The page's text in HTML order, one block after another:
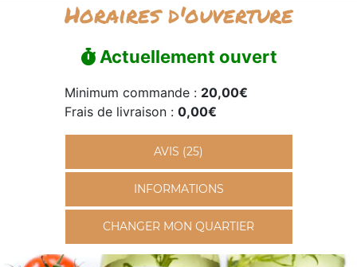
Horaires d'ouverture
Actuellement ouvert
Minimum commande : 20,00€
Frais de livraison : 0,00€
AVIS (25)
INFORMATIONS
CHANGER MON QUARTIER